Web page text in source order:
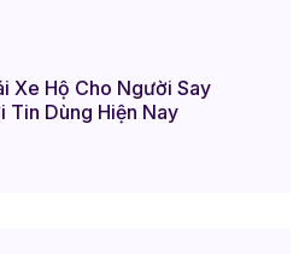
Xe Hộ Cho Người Say
Dùng Hiện Nay